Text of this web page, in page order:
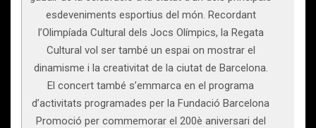
esdeveniments esportius del món. Recordant
l’Olimpíada Cultural dels Jocs Olímpics, la Regata
Cultural vol ser també un espai on mostrar el
dinamisme i la creativitat de la ciutat de Barcelona.
El concert també s’emmarca en el programa
d’activitats programades per la Fundació Barcelona
Promoció per commemorar el 200è aniversari del